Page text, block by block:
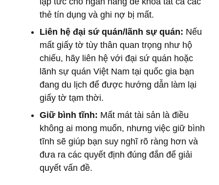
thẻ tín dụng và ghi nợ bị mất.
Liên hệ đại sứ quán/lãnh sự quán: Nếu
mất giấy tờ tùy thân quan trọng như hộ
chiếu, hãy liên hệ với đại sứ quán hoặc
lãnh sự quán Việt Nam tại quốc gia bạn
đang du lịch để được hướng dẫn làm lại
giấy tờ tạm thời.
Giữ bình tĩnh: Mất mát tài sản là điều
không ai mong muốn, nhưng việc giữ bình
tĩnh sẽ giúp bạn suy nghĩ rõ ràng hơn và
đưa ra các quyết định đúng đắn để giải
quyết vấn đề.